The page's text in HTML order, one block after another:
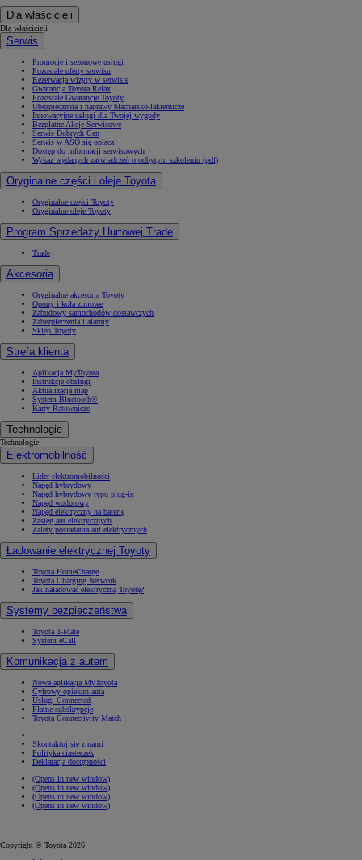
Dla właścicieli
Dla właścicieli
Serwis
Promocje i sezonowe usługi
Pozostałe oferty serwisu
Rezerwacja wizyty w serwisie
Gwarancja Toyota Relax
Pozostałe Gwarancje Toyoty
Ubezpieczenia i naprawy blacharsko-lakiernicze
Innowacyjne usługi dla Twojej wygody
Bezpłatne Akcje Serwisowe
Serwis Dobrych Cen
Serwis w ASO się opłaca
Dostęp do informacji serwisowych
Wykaz wydanych zaświadczeń o odbytym szkoleniu (pdf)
Oryginalne części i oleje Toyota
Oryginalne części Toyoty
Oryginalne oleje Toyoty
Program Sprzedaży Hurtowej Trade
Trade
Akcesoria
Oryginalne akcesoria Toyoty
Opony i koła zimowe
Zabudowy samochodów dostawczych
Zabezpieczenia i alarmy
Sklep Toyoty
Strefa klienta
Aplikacja MyToyota
Instrukcje obsługi
Aktualizacja map
System Bluetooth®
Karty Ratownicze
Technologie
Technologie
Elektromobilność
Lider elektromobilności
Napęd hybrydowy
Napęd hybrydowy typu plug-in
Napęd wodorowy
Napęd elektryczny na baterię
Zasięg aut elektrycznych
Zalety posiadania aut elektrycznych
Ładowanie elektrycznej Toyoty
Toyota HomeCharge
Toyota Charging Network
Jak naładować elektryczną Toyotę?
Systemy bezpieczeństwa
Toyota T-Mate
System eCall
Komunikacja z autem
Nowa aplikacja MyToyota
Cyfrowy opiekun auta
Usługi Connected
Płatne subskrypcje
Toyota Connectivity Match
Skontaktuj się z nami
Polityka ciasteczek
Deklaracja dostępności
(Opens in new window)
(Opens in new window)
(Opens in new window)
(Opens in new window)
Copyright © Toyota 2026